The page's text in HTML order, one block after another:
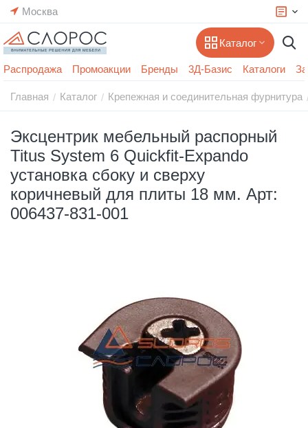
Москва
Каталог
Распродажа Промоакции Бренды 3Д-Базис Каталоги
Главная / Каталог / Крепежная и соединительная фурнитура
Эксцентрик мебельный распорный
Titus System 6 Quickfit-Expando
установка сбоку и сверху
коричневый для плиты 18 мм. Арт:
006437-831-001